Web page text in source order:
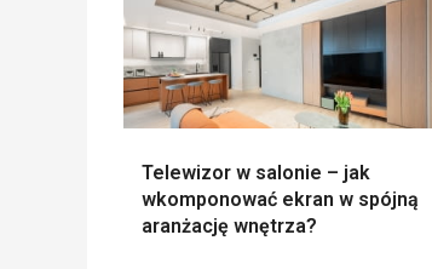
Telewizor w salonie – jak
wkomponować ekran w spójną
aranżację wnętrza?